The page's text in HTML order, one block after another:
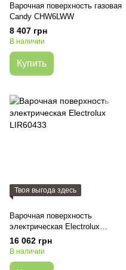
Варочная поверхность газовая
Candy CHW6LWW
8 407 грн
В наличии
Купить
Твоя выгода здесь
Варочная поверхность
электрическая Electrolux
LIR60433
16 062 грн
В наличии